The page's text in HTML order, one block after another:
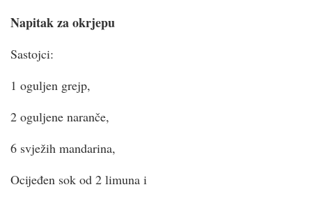
Napitak za okrjepu
Sastojci:
1 oguljen grejp,
2 oguljene naranče,
6 svježih mandarina,
Ocijeđen sok od 2 limuna i